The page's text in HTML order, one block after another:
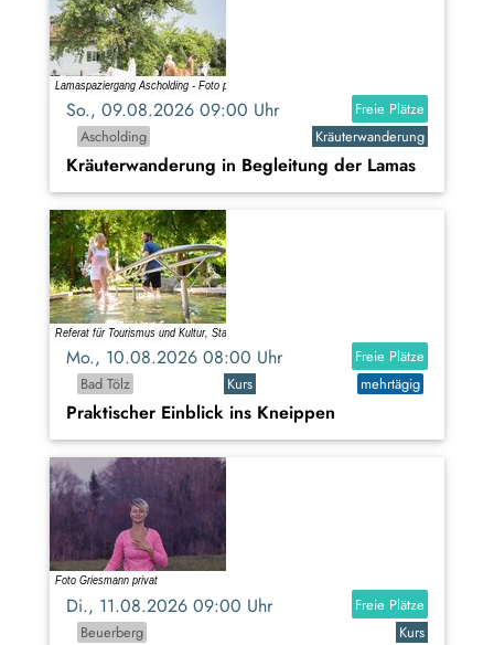
So., 09.08.2026 09:00 Uhr
Freie Plätze
Ascholding
Kräuterwanderung
Kräuterwanderung in Begleitung der Lamas
Mo., 10.08.2026 08:00 Uhr
Freie Plätze
Bad Tölz
Kurs mehrtägig
Praktischer Einblick ins Kneippen
Di., 11.08.2026 09:00 Uhr
Freie Plätze
Beuerberg
Kurs